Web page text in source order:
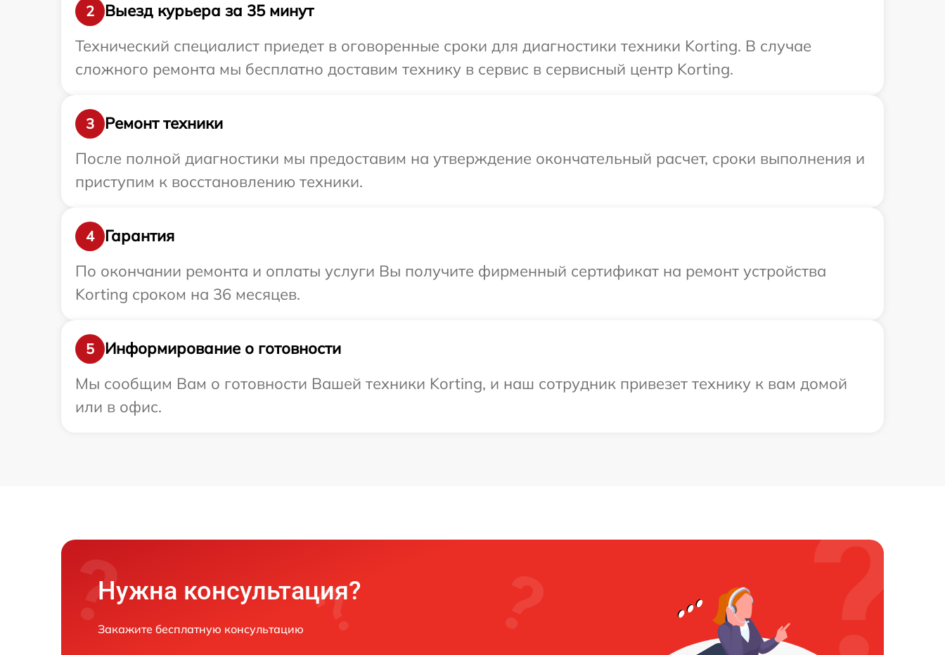
2
Выезд курьера за 35 минут
Технический специалист приедет в оговоренные сроки для диагностики техники Korting. В случае
сложного ремонта мы бесплатно доставим технику в сервис в сервисный центр Korting.
3
Ремонт техники
После полной диагностики мы предоставим на утверждение окончательный расчет, сроки выполнения и
приступим к восстановлению техники.
4
Гарантия
По окончании ремонта и оплаты услуги Вы получите фирменный сертификат на ремонт устройства
Korting сроком на 36 месяцев.
5
Информирование о готовности
Мы сообщим Вам о готовности Вашей техники Korting, и наш сотрудник привезет технику к вам домой
или в офис.
Нужна консультация?
Закажите бесплатную консультацию